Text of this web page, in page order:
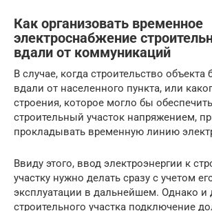
Как организовать временное
электроснабжение
вдали от коммуникаций
В случае, когда строительство объекта
вдали от населенного пункта, или
строения, которое могло бы
строительный участок напряжением,
прокладывать временную линию
Ввиду этого, ввод электроэнергии к
участку нужно делать сразу с учетом
эксплуатации в дальнейшем. Однако и
строительного участка подключение